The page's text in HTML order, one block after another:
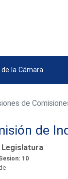
la Cámara
de
de
Legislatura
10